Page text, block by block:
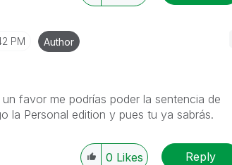
PM Author
favor me podrías poder la sentencia de
la Personal edition y pues tu ya sabrás.
0 Likes Reply